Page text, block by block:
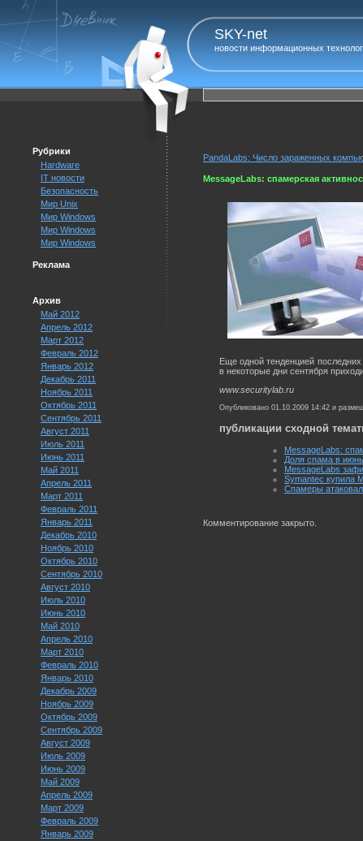
SKY-net
новости информационных
Рубрики
Hardware
IT новости
Безопасность
Мир Unix
Мир Windows
Мир Windows
Мир Windows
Реклама
Архив
Май 2012
Апрель 2012
Март 2012
Февраль 2012
Январь 2012
Декабрь 2011
Ноябрь 2011
Октябрь 2011
Сентябрь 2011
Август 2011
Июль 2011
Июнь 2011
Май 2011
Апрель 2011
Март 2011
Февраль 2011
Январь 2011
Декабрь 2010
Ноябрь 2010
Октябрь 2010
Сентябрь 2010
Август 2010
Июль 2010
Июнь 2010
Май 2010
Апрель 2010
Март 2010
Февраль 2010
Январь 2010
Декабрь 2009
Ноябрь 2009
Октябрь 2009
Сентябрь 2009
Август 2009
Июль 2009
Июнь 2009
Май 2009
Апрель 2009
Март 2009
Февраль 2009
Январь 2009
PandaLabs: Число зараженных
MessageLabs: спамерская
Еще одной тенденцией
в некоторые дни сентября
www.securitylab.ru
Опубликовано 01.10.2009 14:42 и
публикации сходной
MessageLabs:
Доля спама в
MessageLabs
Symantec купила
Спамеры
Комментирование закрыто.